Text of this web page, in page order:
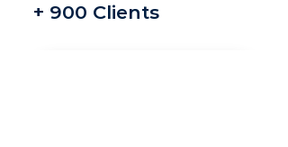
+ 900 Clients